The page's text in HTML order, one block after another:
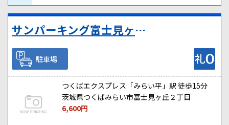
サンパーキング富士見ヶ丘
駐車場
つくばエクスプレス「みらい平」駅 徒歩15分
茨城県つくばみらい市富士見ヶ丘２丁目
6,600円